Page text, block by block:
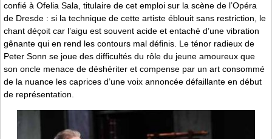
confié à Ofelia Sala, titulaire de cet emploi sur la scène de l’Opéra
de Dresde : si la technique de cette artiste éblouit sans restriction, le
chant déçoit car l’aigu est souvent acide et entaché d’une vibration
gênante qui en rend les contours mal définis. Le ténor radieux de
Peter Sonn se joue des difficultés du rôle du jeune amoureux que
son oncle menace de déshériter et compense par un art consommé
de la nuance les caprices d’une voix annoncée défaillante en début
de représentation.